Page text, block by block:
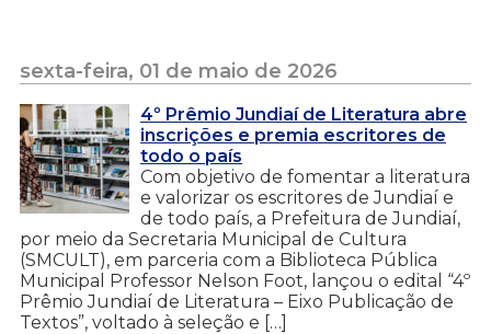
sexta-feira, 01 de maio de 2026
4º Prêmio Jundiaí de Literatura abre
inscrições e premia escritores de
todo o país
Com objetivo de fomentar a literatura
e valorizar os escritores de Jundiaí e
de todo país, a Prefeitura de Jundiaí,
por meio da Secretaria Municipal de Cultura
(SMCULT), em parceria com a Biblioteca Pública
Municipal Professor Nelson Foot, lançou o edital “4º
Prêmio Jundiaí de Literatura – Eixo Publicação de
Textos”, voltado à seleção e […]